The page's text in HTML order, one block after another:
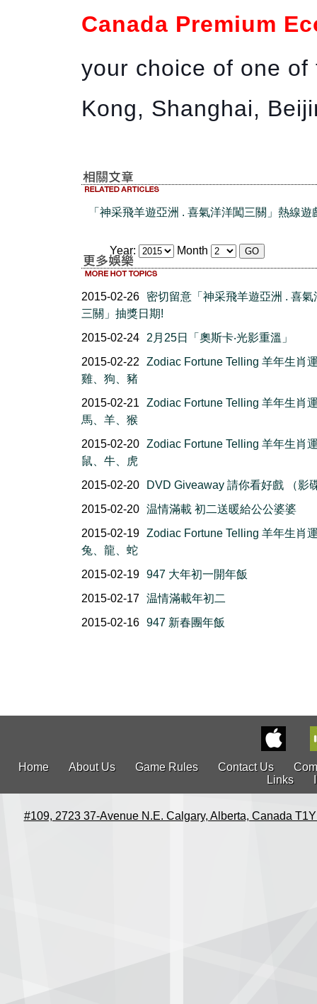
Canada Premium
your choice of one
Kong, Shanghai,
「神采飛羊遊亞洲 . 喜氣洋洋闖三關」熱線遊
Year: Month
2015-02-26
密切留意「神采飛羊遊亞洲 . 喜氣
三關」抽獎日期!
2015-02-24
2月25日「奧斯卡‧光影重溫」
2015-02-22
Zodiac Fortune Telling 羊年生肖
雞、狗、豬
2015-02-21
Zodiac Fortune Telling 羊年生肖
馬、羊、猴
2015-02-20 Zodiac Fortune Telling 羊年生肖
鼠、牛、虎
2015-02-20
DVD Giveaway 請你看好戲 （影
2015-02-20 温情滿載 初二送暖給公公婆婆
2015-02-19 Zodiac Fortune Telling 羊年生肖
兔、龍、蛇
2015-02-19 947 大年初一開年飯
2015-02-17 温情滿載年初二
2015-02-16 947 新春團年飯
Home About Us Game Rules Contact Us
Links
#109, 2723 37-Avenue N.E. Calgary, Alberta, Canada